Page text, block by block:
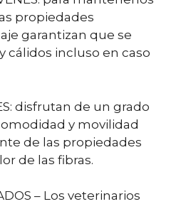
propiedades
garantizan que se
cálidos incluso en caso
disfrutan de un grado
y movilidad
de las propiedades
de las fibras.
– Los veterinarios